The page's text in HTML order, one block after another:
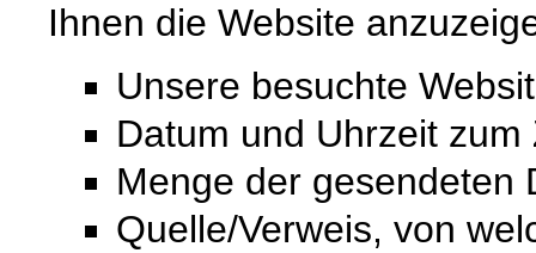
Ihnen die Website
Unsere besuchte
Datum und Uhrzeit
Menge der gesendeten
Quelle/Verweis, von